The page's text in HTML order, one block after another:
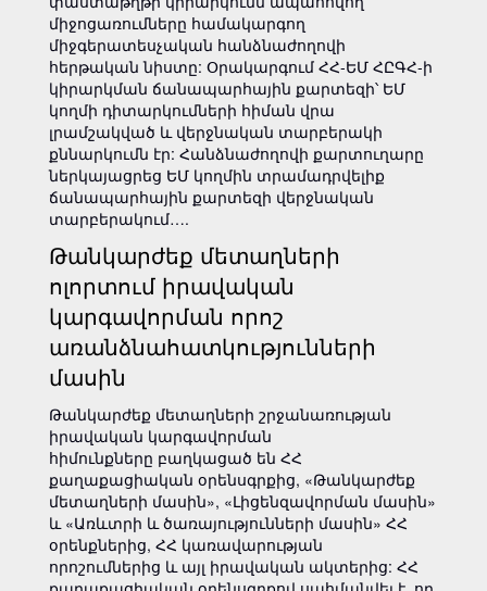
միջոցառումները համակարգող
միջգերատեսչական հանձնաժողովի
հերթական նիստը: Օրակարգում ՀՀ-ԵՄ ՀԸԳՀ-ի
կիրարկման ճանապարհային քարտեզի՝ ԵՄ
կողմի դիտարկումների հիման վրա
լրամշակված և վերջնական տարբերակի
քննարկումն էր: Հանձնաժողովի քարտուղարը
ներկայացրեց ԵՄ կողմին տրամադրվելիք
ճանապարհային քարտեզի վերջնական
տարբերակում….
Թանկարժեք մետաղների
ոլորտում իրավական
կարգավորման որոշ
առանձնահատկությունների
մասին
Թանկարժեք մետաղների շրջանառության
իրավական կարգավորման
հիմունքները բաղկացած են ՀՀ
քաղաքացիական օրենսգրքից, «Թանկարժեք
մետաղների մասին», «Լիցենզավորման մասին»
և «Առևտրի և ծառայությունների մասին» ՀՀ
օրենքներից, ՀՀ կառավարության
որոշումներից և այլ իրավական ակտերից: ՀՀ